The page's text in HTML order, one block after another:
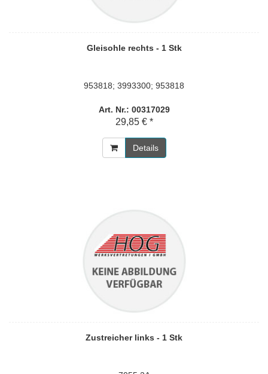
Gleisohle rechts - 1 Stk
953818; 3993300; 953818
Art. Nr.: 00317029
29,85 € *
Details
Zustreicher links - 1 Stk